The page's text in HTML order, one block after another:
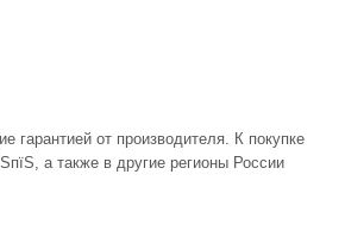
гарантией от производителя. К покупке
а также в другие регионы России